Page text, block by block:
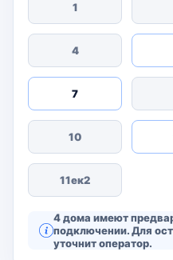
1
4
7
10
11ек2
4 дома имеют
подключении. Для
уточнит оператор.